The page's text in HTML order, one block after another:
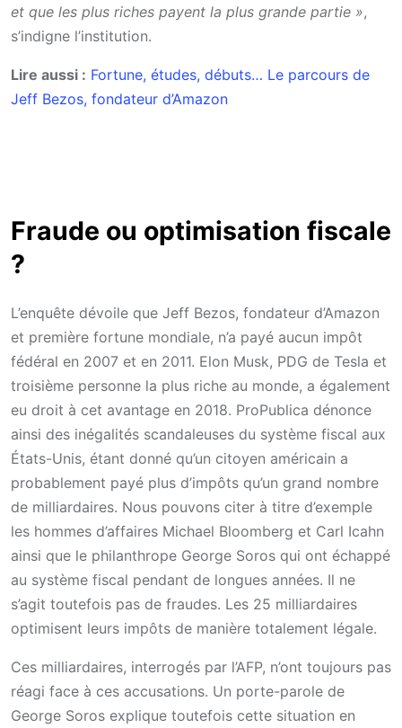
et que les plus riches payent la plus grande partie »,
s’indigne l’institution.
Lire aussi : Fortune, études, débuts… Le parcours de
Jeff Bezos, fondateur d’Amazon
Fraude ou optimisation fiscale
?
L’enquête dévoile que Jeff Bezos, fondateur d’Amazon
et première fortune mondiale, n’a payé aucun impôt
fédéral en 2007 et en 2011. Elon Musk, PDG de Tesla et
troisième personne la plus riche au monde, a également
eu droit à cet avantage en 2018. ProPublica dénonce
ainsi des inégalités scandaleuses du système fiscal aux
États-Unis, étant donné qu’un citoyen américain a
probablement payé plus d’impôts qu’un grand nombre
de milliardaires. Nous pouvons citer à titre d’exemple
les hommes d’affaires Michael Bloomberg et Carl Icahn
ainsi que le philanthrope George Soros qui ont échappé
au système fiscal pendant de longues années. Il ne
s’agit toutefois pas de fraudes. Les 25 milliardaires
optimisent leurs impôts de manière totalement légale.
Ces milliardaires, interrogés par l’AFP, n’ont toujours pas
réagi face à ces accusations. Un porte-parole de
George Soros explique toutefois cette situation en